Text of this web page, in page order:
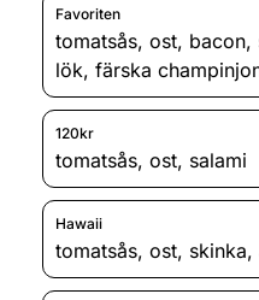
Favoriten
tomatsås, ost, bacon,
lök, färska
120kr
tomatsås, ost, salami
Hawaii
tomatsås, ost, skinka,